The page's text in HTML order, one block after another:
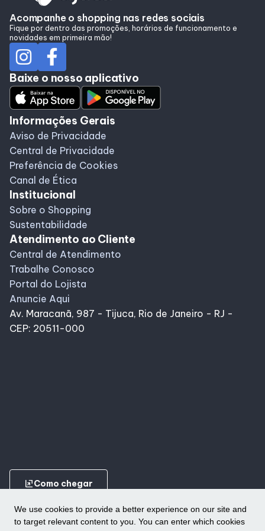
We use cookies to provide a better experience on our site and
to target relevant content to you. You can enter which cookies
Alimentação
Taste
Programa de benefícios
Acompanhe o shopping nas redes sociais
Fique por dentro das promoções, horários de funcionamento e
novidades em primeira mão!
Baixe o nosso aplicativo
Informações Gerais
Aviso de Privacidade
Central de Privacidade
Preferência de Cookies
Canal de Ética
Institucional
Sobre o Shopping
Sustentabilidade
Atendimento ao Cliente
Central de Atendimento
Trabalhe Conosco
Portal do Lojista
Anuncie Aqui
Av. Maracanã, 987 - Tijuca, Rio de Janeiro - RJ -
CEP: 20511-000
ungroupComo chegar